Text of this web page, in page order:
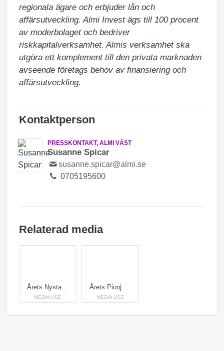
regionala ägare och erbjuder lån och
affärsutveckling. Almi Invest ägs till 100 procent
av moderbolaget och bedriver
riskkapitalverksamhet. Almis verksamhet ska
utgöra ett komplement till den privata marknaden
avseende företags behov av finansiering och
affärsutveckling.
Kontaktperson
PRESSKONTAKT, ALMI VÄST
Susanne Spicar
susanne.spicar@almi.se
0705195600
Relaterad media
Årets Nystart 2022: Hinda Mohamud, Connecto, Göteborg och Årets Unga Pionjär 2022: Zaid Saeed, SCALINQ, Göteborg. Foto: Länsstyrelsen Västra Götaland/Anders Rudäng.
MEDIA USE
Årets Pionjär 2022: Vincent Schaeffler, Vincents Husbil & Husvagn, Varberg tar emot priset av landshövding Sten Tolgfors. Foto: Länsstyrelsen Västra Götaland/Anders Rudäng.
MEDIA USE